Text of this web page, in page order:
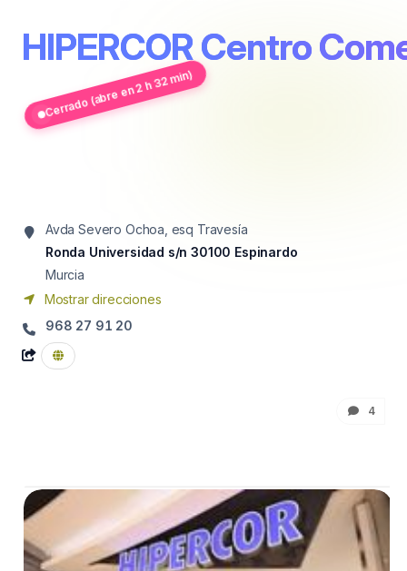
HIPERCOR Centro
Cerrado (abre en 2 h 32 min)
Avda Severo Ochoa, esq Travesía
Ronda Universidad s/n 30100 Espinardo
Murcia
Mostrar direcciones
968 27 91 20
4